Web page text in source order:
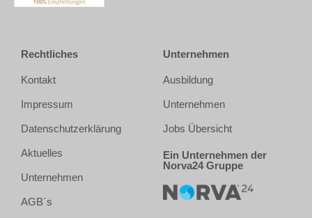
Rechtliches
Kontakt
Impressum
Datenschutzerklärung
Aktuelles
Unternehmen
AGB´s
Unternehmen
Ausbildung
Unternehmen
Jobs Übersicht
Ein Unternehmen der
Norva24 Gruppe